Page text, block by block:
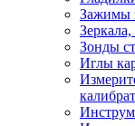
Зажимы
Зонды
Иглы